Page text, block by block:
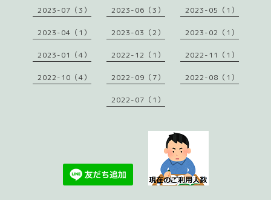
2023-07（3） 2023-06（3） 2023-05（1）
2023-04（1） 2023-03（2） 2023-02（1）
2023-01（4） 2022-12（1） 2022-11（1）
2022-10（4） 2022-09（7） 2022-08（1）
2022-07（1）